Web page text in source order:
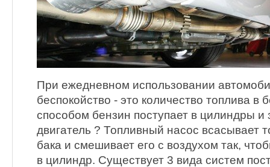
При ежедневном использовании
беспокойство - это количество топлива в
способом бензин поступает в цилиндры и
двигатель ? Топливный насос всасывает
бака и смешивает его с воздухом так,
в цилиндр. Существует 3 вида систем